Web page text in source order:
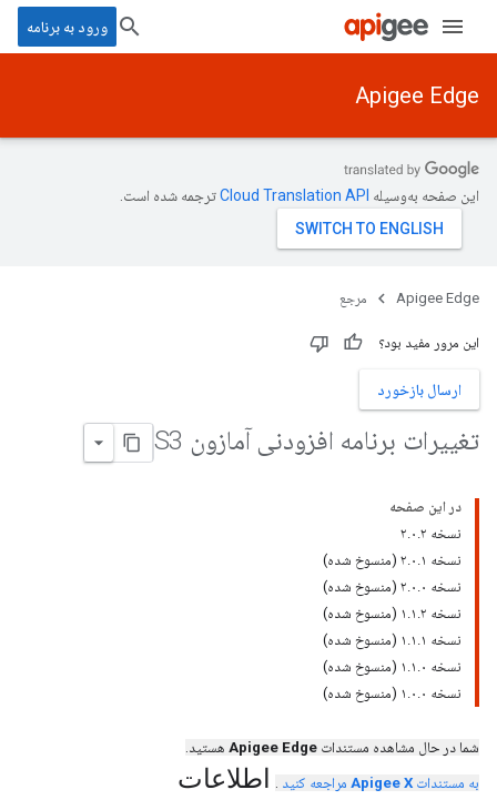
ورود به برنامه
Apigee Edge
این صفحه به‌وسیله ترجمه شده است.
Apigee Edge مرجع
این مرور مفید بود؟
ارسال بازخورد
تغییرات برنامه افزودنی آمازون S3
در این صفحه
نسخه ۲.۰.۲
نسخه ۲.۰.۱ (منسوخ شده)
نسخه ۲.۰.۰ (منسوخ شده)
نسخه ۱.۱.۲ (منسوخ شده)
نسخه ۱.۱.۱ (منسوخ شده)
نسخه ۱.۱.۰ (منسوخ شده)
نسخه ۱.۰.۰ (منسوخ شده)
شما در حال مشاهده مستندات Apigee Edge هستید.
به مستندات Apigee X مراجعه کنید . اطلاعات